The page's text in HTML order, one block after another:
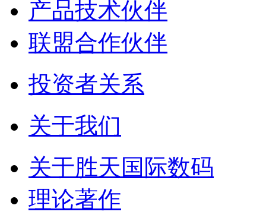
产品技术伙伴
联盟合作伙伴
投资者关系
关于我们
关于胜天国际数码
理论著作